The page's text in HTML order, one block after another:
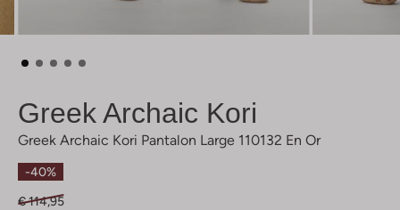
Greek Archaic Kori
Greek Archaic Kori Pantalon Large 110132 En Or
-40%
€ 114,95